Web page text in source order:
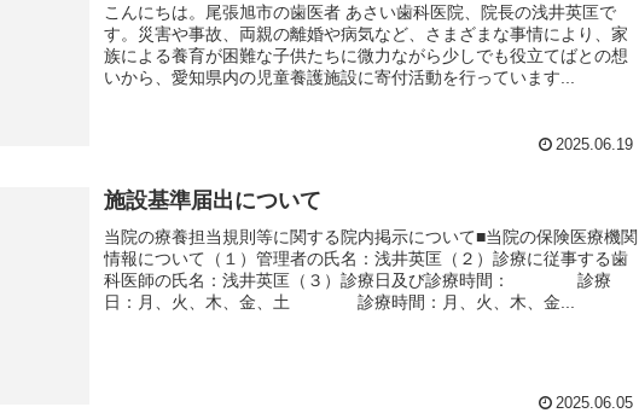
こんにちは。尾張旭市の歯医者 あさい歯科医院、院長の浅井英匡で
す。災害や事故、両親の離婚や病気など、さまざまな事情により、家
族による養育が困難な子供たちに微力ながら少しでも役立てばとの想
いから、愛知県内の児童養護施設に寄付活動を行っています...
2025.06.19
施設基準届出について
当院の療養担当規則等に関する院内掲示について■当院の保険医療機関
情報について（１）管理者の氏名：浅井英匡（２）診療に従事する歯
科医師の氏名：浅井英匡（３）診療日及び診療時間： 診療
日：月、火、木、金、土 診療時間：月、火、木、金...
2025.06.05